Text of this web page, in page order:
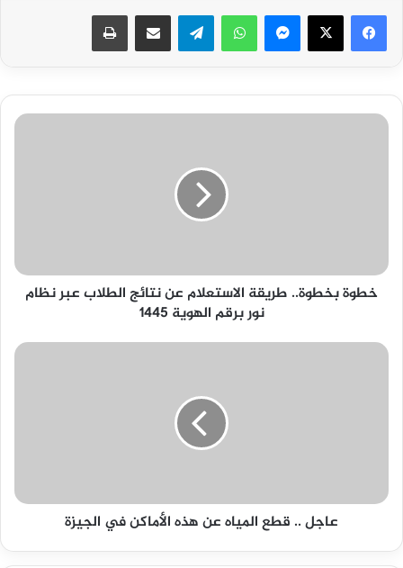
فيسبوك ‫X ماسنجر واتساب تيلقرام مشاركة عبر البريد طباعة
خطوة
نظام
نور
1445
خطوة بخطوة.. طريقة الاستعلام عن نتائج الطلاب عبر نظام
نور برقم الهوية 1445
عاجل
الجيزة
عاجل .. قطع المياه عن هذه الأماكن في الجيزة